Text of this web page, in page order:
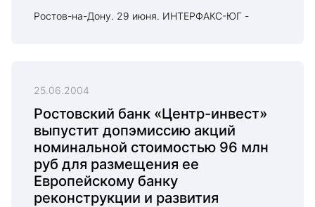
Ростов-на-Дону. 29 июня. ИНТЕРФАКС-ЮГ -
25.06.2004
Ростовский банк «Центр-инвест»
выпустит допэмиссию акций
номинальной стоимостью 96 млн
руб для размещения ее
Европейскому банку
реконструкции и развития